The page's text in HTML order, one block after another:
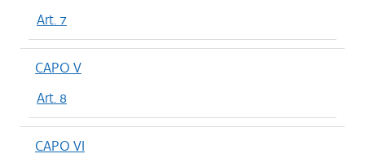
Art. 7
CAPO V
Art. 8
CAPO VI